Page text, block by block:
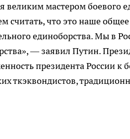
великим мастером боевого
считать, что это наше
единоборства. Мы в
— заявил Путин.
президента России к
ткэквондистов,